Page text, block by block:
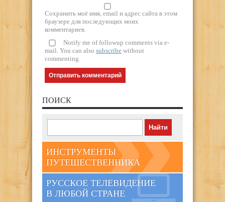
Сохранить моё имя, email и адрес сайта в этом
браузере для последующих моих
комментариев.
Notify me of followup comments via e-
mail. You can also subscribe without
commenting.
ПОИСК
ИНСТРУМЕНТЫ
ПУТЕШЕСТВЕННИКА
РУССКОЕ ТЕЛЕВИДЕНИЕ
В ЛЮБОЙ СТРАНЕ